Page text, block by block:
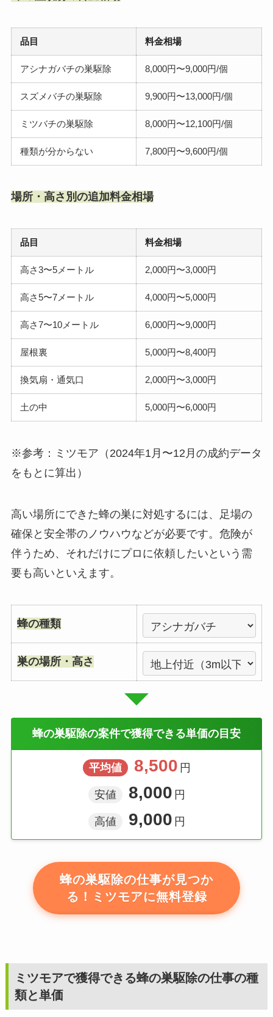
品目 料金相場
アシナガバチの巣駆除 8,000円〜9,000円/個
スズメバチの巣駆除 9,900円〜13,000円/個
ミツバチの巣駆除 8,000円〜12,100円/個
種類が分からない 7,800円〜9,600円/個
場所・高さ別の追加料金相場
品目 料金相場
高さ3〜5メートル 2,000円〜3,000円
高さ5〜7メートル 4,000円〜5,000円
高さ7〜10メートル 6,000円〜9,000円
屋根裏 5,000円〜8,400円
換気扇・通気口 2,000円〜3,000円
土の中 5,000円〜6,000円
※参考：ミツモア（2024年1月〜12月の成約データ
をもとに算出）
高い場所にできた蜂の巣に対処するには、足場の
確保と安全帯のノウハウなどが必要です。危険が
伴うため、それだけにプロに依頼したいという需
要も高いといえます。
蜂の種類
巣の場所・高さ
蜂の巣駆除の案件で獲得できる単価の目安
平均値 8,500 円
安値 8,000 円
高値 9,000 円
蜂の巣駆除の仕事が見つか
る！ミツモアに無料登録
ミツモアで獲得できる蜂の巣駆除の仕事の種
類と単価